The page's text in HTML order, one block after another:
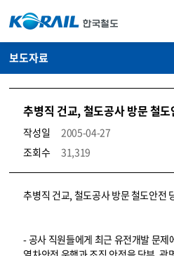
보도자료
추병직 건교, 철도공사 방문 철
작성일
2005-04-27
조회수
31,319
뉴스·홍보_보도자료 상세보기 – 내용, 파일, 담당자 연락처로 구성
추병직 건교, 철도공사 방문 철도안전
- 공사 직원들에게 최근 유전개발 문제